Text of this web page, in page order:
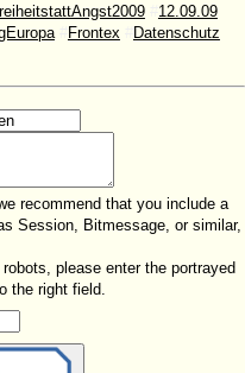
12.09.09
Frontex
Datenschutz
recommend that you include a
Session, Bitmessage, or similar,
please enter the portrayed
the right field.